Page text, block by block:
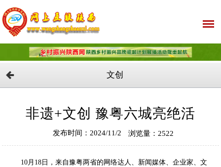
文创
非遗+文创 豫粤六城亮绝活
发布时间：2024/11/2 浏览量：2522
10月18日，来自豫粤两省的网络达人、新闻媒体、企业家、文